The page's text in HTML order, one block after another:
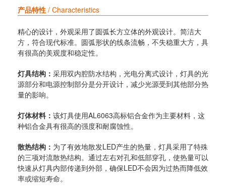
产品特性 / Characteristics
精心的设计，外观采用了圆弧长方立体的外观设计。简洁大
方，符合现代标准。圆弧形状的线条流畅，不失稳重大方，具
有很高的美观度和稳定性。
灯具结构： 采用双内腔防水结构，光电分离式设计，灯具的光
源部分和电源控制部分是分开设计，减少光源受到其他部分热
量的影响。
灯体材料： 该灯具使用AL6063高标铝合金作为主要材料，这
种铝合金具有很高的强度和耐腐蚀性。
散热结构： 为了有效地散发LED产生的热量，灯具采用了特殊
的三项对流散热结构。通过左右对孔和低部穿孔，使热量可以
快速从灯具内部传递到外部，确保LED不会因为过热而降低效
率或缩短寿命。